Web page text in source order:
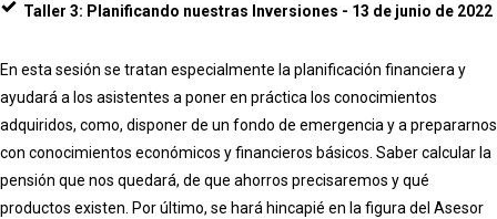
Taller 3: Planificando nuestras Inversiones - 13 de junio de 2022
En esta sesión se tratan especialmente la planificación financiera y
ayudará a los asistentes a poner en práctica los conocimientos
adquiridos, como, disponer de un fondo de emergencia y a prepararnos
con conocimientos económicos y financieros básicos. Saber calcular la
pensión que nos quedará, de que ahorros precisaremos y qué
productos existen. Por último, se hará hincapié en la figura del Asesor